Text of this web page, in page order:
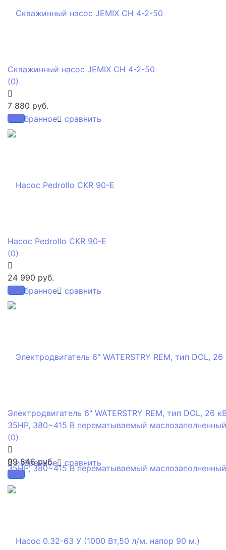
избранное сравнить
Скважинный насос JEMIX СН 4-2-50
(0)
7 880 руб.
избранное сравнить
Насос Pedrollo CKR 90-E
(0)
24 990 руб.
избранное сравнить
Электродвигатель 6" WATERSTRY REM, тип DOL, 26
35HP, 380~415 В перематываемый маслозаполненный
(0)
99 846 руб.